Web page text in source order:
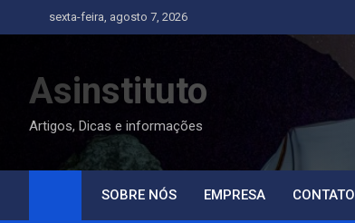
to
sexta-feira, agosto 7, 2026
Asinstituto
Artigos, Dicas e informações
SOBRE NÓS EMPRESA CONTATO